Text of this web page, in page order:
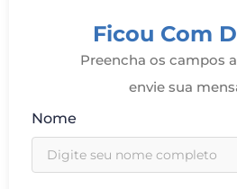
Ficou Com
Preencha os campos
envie sua
Nome